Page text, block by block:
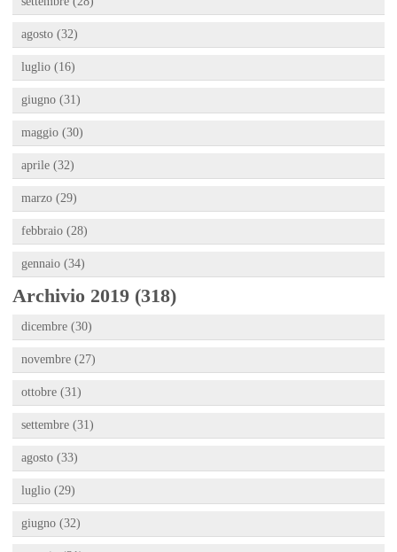
agosto (32)
luglio (16)
giugno (31)
maggio (30)
aprile (32)
marzo (29)
febbraio (28)
gennaio (34)
Archivio 2019 (318)
dicembre (30)
novembre (27)
ottobre (31)
settembre (31)
agosto (33)
luglio (29)
giugno (32)